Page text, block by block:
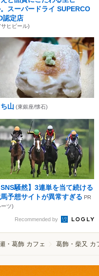
スーパードライ SUPERCO
認定店
ヒビール)
山 (東銀座/懐石)
SNS騒然】3連単を当て続ける
予想サイトが異常すぎる PR
ツ)
Recommended by
・葛飾 カフェ 葛飾・柴又 カ